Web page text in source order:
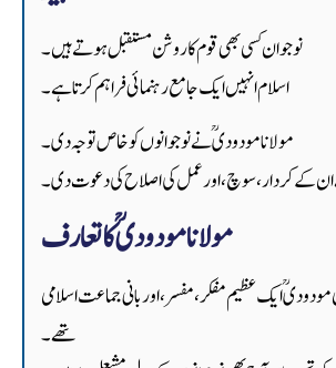
نوجوان کسی بھی قوم کا روشن مستقبل ہوتے ہیں۔
اسلام انہیں ایک جامع رہنمائی فراہم کرتا ہے۔
مولانا مودودیؒ نے نوجوانوں کو خاص توجہ دی۔
کے کردار، سوچ، اور عمل کی اصلاح کی دعوت دی۔
مولانا مودودیؒ کا تعارف
مودودیؒ ایک عظیم مفکر، مفسر، اور بانی جماعت اسلامی
تھے۔